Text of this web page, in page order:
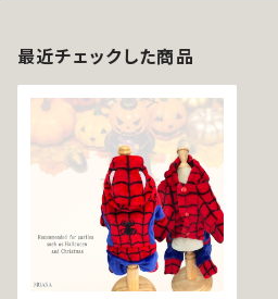
最近チェックした商品